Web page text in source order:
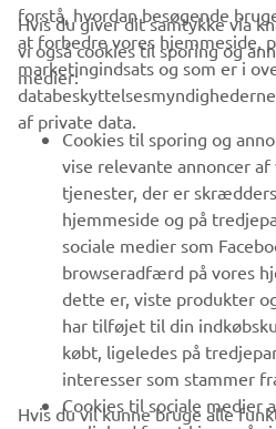
forstå, hvordan besøgende
at forbedre vores hjemmeside,
marketingindsats og som er i
af private data.
Hvis du giver dit samtykke via
vi også cookies til sporing og
medier:
Cookies til sporing og
vise relevante annoncer
tjenester, der er
hjemmeside og på
sociale medier som
browseradfærd på vores
dette er, viste produkter
har tilføjet til din
købt, ligeledes på
interesser som stammer
Cookies til sociale medier
Hvis du vil kunne bruge alle